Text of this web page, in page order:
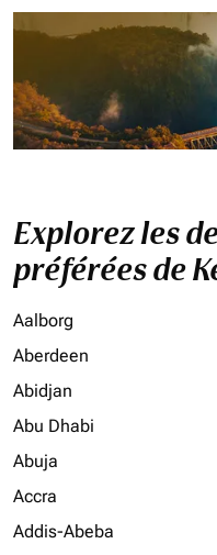
Explorez les
préférées de
Aalborg
Aberdeen
Abidjan
Abu Dhabi
Abuja
Accra
Addis-Abeba